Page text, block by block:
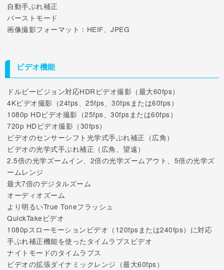
自動手ぶれ補正
バーストモード
画像撮影フォーマット：HEIF、JPEG
ビデオ機能
ドルビービジョン対応HDRビデオ撮影（最大60fps）
4Kビデオ撮影（24fps、25fps、30fpsまたは60fps）
1080p HDビデオ撮影（25fps、30fpsまたは60fps）
720p HDビデオ撮影（30fps）
ビデオのセンサーシフト光学式手ぶれ補正（広角）
ビデオの光学式手ぶれ補正（広角、望遠）
2.5倍の光学ズームイン、2倍の光学ズームアウト、5倍の光学ズ
ームレンジ
最大7倍のデジタルズーム
オーディオズーム
より明るいTrue Toneフラッシュ
QuickTakeビデオ
1080pスローモーションビデオ（120fpsまたは240fps）に対応
手ぶれ補正機能を使ったタイムラプスビデオ
ナイトモードのタイムラプス
ビデオの拡張ダイナミックレンジ（最大60fps）